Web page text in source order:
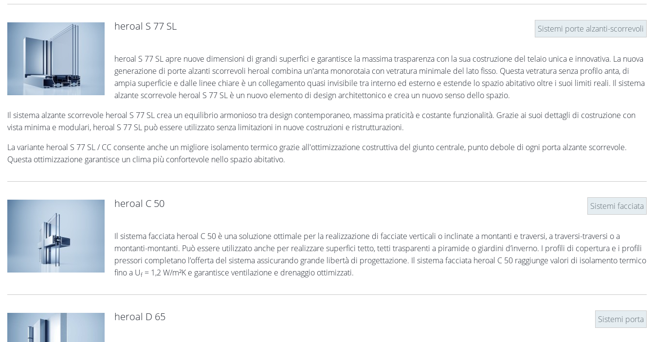
heroal S 77 SL Sistemi porte alzanti-scorrevoli
heroal S 77 SL apre nuove dimensioni di grandi superfici e garantisce la massima trasparenza con la sua costruzione del telaio unica e innovativa. La nuova
generazione di porte alzanti scorrevoli heroal combina un'anta monorotaia con vetratura minimale del lato fisso. Questa vetratura senza profilo anta, di
ampia superficie e dalle linee chiare è un collegamento quasi invisibile tra interno ed esterno e estende lo spazio abitativo oltre i suoi limiti reali. Il sistema
alzante scorrevole heroal S 77 SL è un nuovo elemento di design architettonico e crea un nuovo senso dello spazio.
Il sistema alzante scorrevole heroal S 77 SL crea un equilibrio armonioso tra design contemporaneo, massima praticità e costante funzionalità. Grazie ai suoi dettagli di costruzione con
vista minima e modulari, heroal S 77 SL può essere utilizzato senza limitazioni in nuove costruzioni e ristrutturazioni.
La variante heroal S 77 SL / CC consente anche un migliore isolamento termico grazie all'ottimizzazione costruttiva del giunto centrale, punto debole di ogni porta alzante scorrevole.
Questa ottimizzazione garantisce un clima più confortevole nello spazio abitativo.
heroal C 50 Sistemi facciata
Il sistema facciata heroal C 50 è una soluzione ottimale per la realizzazione di facciate verticali o inclinate a montanti e traversi, a traversi-traversi o a
montanti-montanti. Può essere utilizzato anche per realizzare superfici tetto, tetti trasparenti a piramide o giardini d’inverno. I profili di copertura e i profili
pressori completano l’offerta del sistema assicurando grande libertà di progettazione. Il sistema facciata heroal C 50 raggiunge valori di isolamento termico
fino a Uf = 1,2 W/m²K e garantisce ventilazione e drenaggio ottimizzati.
heroal D 65 Sistemi porta